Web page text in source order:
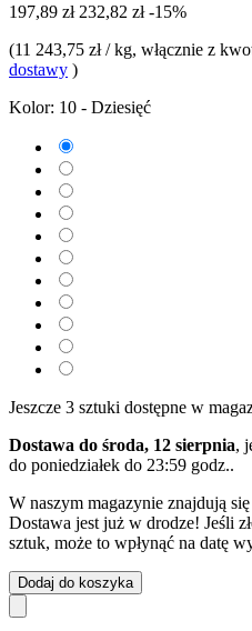
197,89 zł 232,82 zł -15%
(11 243,75 zł / kg, włącznie z
dostawy )
Kolor: 10 - Dziesięć
Jeszcze 3 sztuki dostępne w
Dostawa do środa, 12 sierpnia,
do poniedziałek do 23:59 godz..
W naszym magazynie znajdują
Dostawa jest już w drodze! Jeśli
sztuk, może to wpłynąć na datę
Dodaj do koszyka